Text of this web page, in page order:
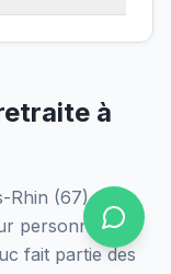
à
Rhin (67),
personnes
fait partie des